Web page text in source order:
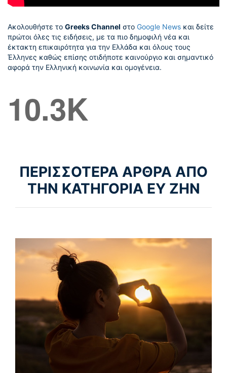
Ακολουθήστε το Greeks Channel στο Google News και δείτε
πρώτοι όλες τις ειδήσεις, με τα πιο δημοφιλή νέα και
έκτακτη επικαιρότητα για την Ελλάδα και όλους τους
Έλληνες καθώς επίσης οτιδήποτε καινούργιο και σημαντικό
αφορά την Ελληνική κοινωνία και ομογένεια.
10.3K
ΠΕΡΙΣΣΟΤΕΡΑ ΑΡΘΡΑ ΑΠΟ
ΤΗΝ ΚΑΤΗΓΟΡΙΑ ΕΥ ΖΗΝ